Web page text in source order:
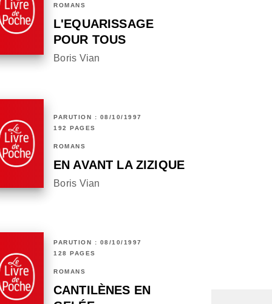
ROMANS
L'EQUARISSAGE
POUR TOUS
Boris Vian
PARUTION : 08/10/1997
192 PAGES
ROMANS
EN AVANT LA ZIZIQUE
Boris Vian
PARUTION : 08/10/1997
128 PAGES
ROMANS
CANTILÈNES EN